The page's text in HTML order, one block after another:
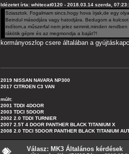
Idézetet írta: whitecat0120 - 2018.03.14 szerda,
Sziasztok. Fogalmam sincs,hogy hova írjak,de egy
Beindul másodjára vagy hatodjára. Bedugom a
indítom,a műszerfal nem jelez semmit,minden
rákötik gépre és az megmondja a baját?!
kormányoszlop csere általában a
2019 NISSAN NAVARA NP300
2017 CITROEN C3 VAN
múlt:
2001 TDDI 4DOOR
2003 TDCI 5DOOR
2002 2.0 TDDI TURNIER
2007 2.5T 4 DOOR PANTHER BLACK TITANIUM X
2008 2.0 TDCI 5DOOR PANTHER BLACK TITANIUM
Válasz: MK3 Általános kérdések